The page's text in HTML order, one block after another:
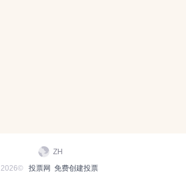
2026© 投票网 免费创建投票
ZH